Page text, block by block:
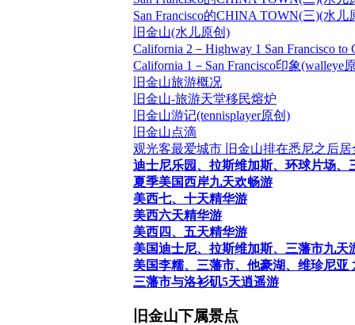
San Francisco的CHINA TOWN(三)(水儿
旧金山(水儿原创)
California 2－Highway 1 San Francisco to
California 1－San Francisco印象(walleye
旧金山旅游概况
旧金山-旅游天堂移民熔炉
旧金山游记(tennisplayer原创)
旧金山点滴
观光客最爱城市 旧金山排在悉尼之后
迪士尼乐园、拉斯维加斯、环球片场、
夏季美国西岸九天欢畅游
美西七、十天精华游
美西六天精华游
美西四、五天精华游
美国迪士尼、拉斯维加斯、三藩市九天
美国李糯、三藩市、他豪湖、维珍尼亚
三藩市与洛衫矶5天逍遥游
旧金山下属景点